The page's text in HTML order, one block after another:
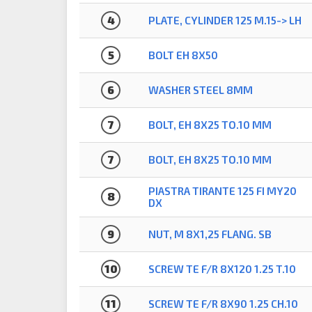
4 PLATE, CYLINDER 125 M.15-> LH
5 BOLT EH 8X50
6 WASHER STEEL 8MM
7 BOLT, EH 8X25 TO.10 MM
7 BOLT, EH 8X25 TO.10 MM
8
PIASTRA TIRANTE 125 FI MY20
DX
9 NUT, M 8X1,25 FLANG. SB
10 SCREW TE F/R 8X120 1.25 T.10
11 SCREW TE F/R 8X90 1.25 CH.10